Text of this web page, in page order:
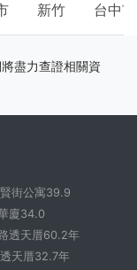
新竹 台中市
盡力查證相關資
街公寓39.9
廈34.0
透天厝60.2年
天厝32.7年